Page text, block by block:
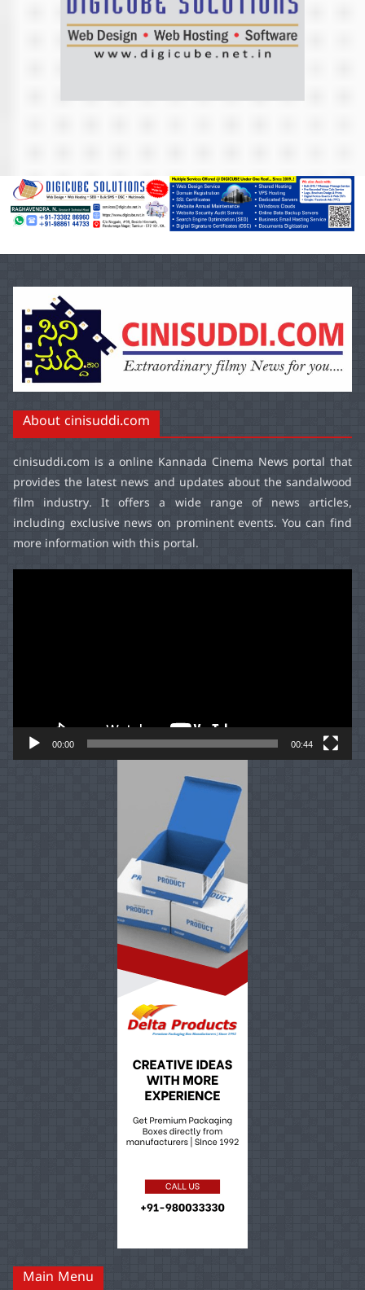
About cinisuddi.com
cinisuddi.com is a online Kannada Cinema News portal that
provides the latest news and updates about the sandalwood
film industry. It offers a wide range of news articles,
including exclusive news on prominent events. You can find
more information with this portal.
00:00 00:44
Main Menu